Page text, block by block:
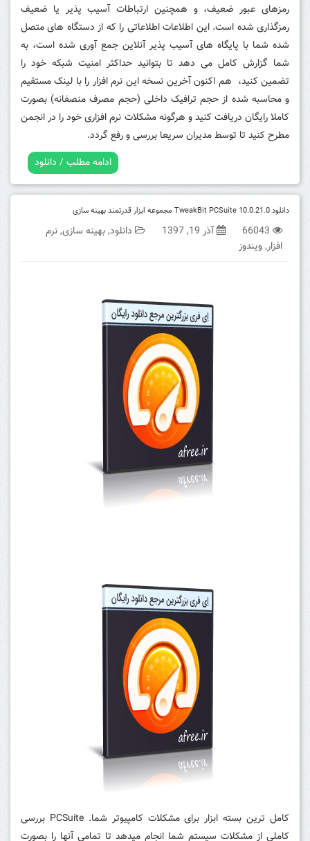
رمزهای عبور ضعیف، و همچنین ارتباطات آسیب پذیر یا ضعیف
رمزگذاری شده است.این اطلاعات اطلاعاتی را که از دستگاه های متصل
شده شما با پایگاه های آسیب پذیر آنلاین جمع آوری شده است، به
شما گزارش کامل می دهد تا بتوانید حداکثر امنیت شبکه خود را
تضمین کنید، هم اکنون آخرین نسخه این نرم افزار را با لینک مستقیم
و محاسبه شده از حجم ترافیک داخلی (حجم مصرف منصفانه) بصورت
کاملا رایگان دریافت کنید و هرگونه مشکلات نرم افزاری خود را در انجمن
مطرح کنید تا توسط مدیران سریعا بررسی و رفع گردد.
ادامه مطلب / دانلود
دانلود TweakBit PCSuite 10.0.21.0 مجموعه ابزار قدرتمند بهینه سازی
66043 آذر 19, 1397 دانلود,بهینه سازی,نرم
افزار,ویندوز
کامل ترین بسته ابزار برای مشکلات کامپیوتر شما.
PCSuite بررسی
کاملی از مشکلات سیستم شما انجام میدهد تا تمامی آنها را بصورت